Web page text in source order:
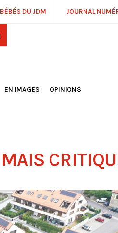
BÉBÉS DU JDM JOURNAL
EN IMAGES
OPINIONS